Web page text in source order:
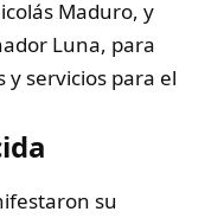
Maduro, y
Luna, para
y servicios para el
su